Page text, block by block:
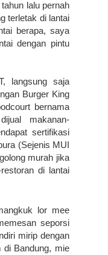
lalu pernah
terletak di lantai
berapa, saya
dengan pintu
langsung saja
Burger King
bernama
makanan-
sertifikasi
(Sejenis MUI
murah jika
di lantai
lor mee
seporsi
mirip dengan
di Bandung, mie